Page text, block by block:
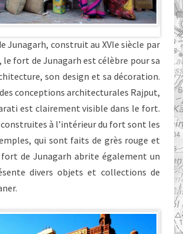
Junagarh, construit au XVIe siècle par
le fort de Junagarh est célèbre pour sa
son design et sa décoration.
conceptions architecturales Rajput,
est clairement visible dans le fort.
à l’intérieur du fort sont les
qui sont faits de grès rouge et
fort de Junagarh abrite également un
divers objets et collections de